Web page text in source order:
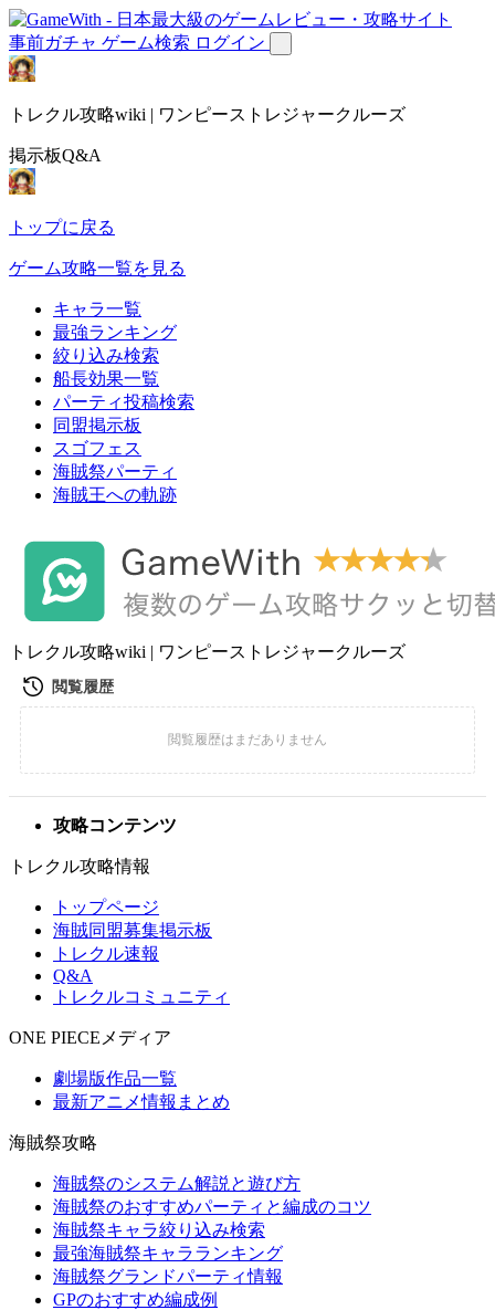
事前ガチャ ゲーム検索 ログイン
トレクル攻略wiki | ワンピーストレジャークルーズ
掲示板Q&A
トップに戻る
ゲーム攻略一覧を見る
キャラ一覧
最強ランキング
絞り込み検索
船長効果一覧
パーティ投稿検索
同盟掲示板
スゴフェス
海賊祭パーティ
海賊王への軌跡
トレクル攻略wiki | ワンピーストレジャークルーズ
攻略コンテンツ
トレクル攻略情報
トップページ
海賊同盟募集掲示板
トレクル速報
Q&A
トレクルコミュニティ
ONE PIECEメディア
劇場版作品一覧
最新アニメ情報まとめ
海賊祭攻略
海賊祭のシステム解説と遊び方
海賊祭のおすすめパーティと編成のコツ
海賊祭キャラ絞り込み検索
最強海賊祭キャラランキング
海賊祭グランドパーティ情報
GPのおすすめ編成例